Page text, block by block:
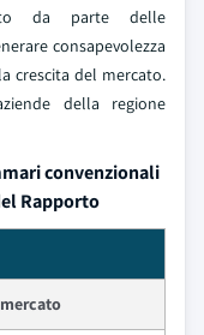
da parte delle
consapevolezza
crescita del mercato.
della regione
convenzionali
Rapporto